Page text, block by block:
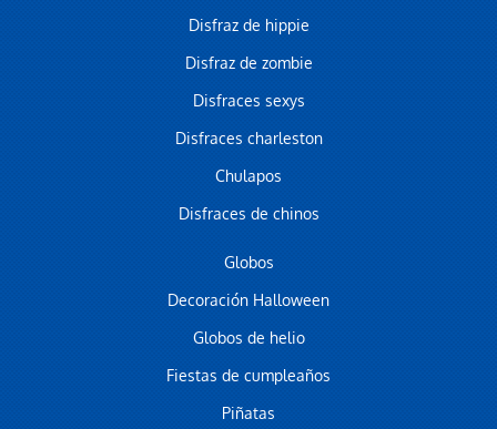
Disfraz de hippie
Disfraz de zombie
Disfraces sexys
Disfraces charleston
Chulapos
Disfraces de chinos
Globos
Decoración Halloween
Globos de helio
Fiestas de cumpleaños
Piñatas